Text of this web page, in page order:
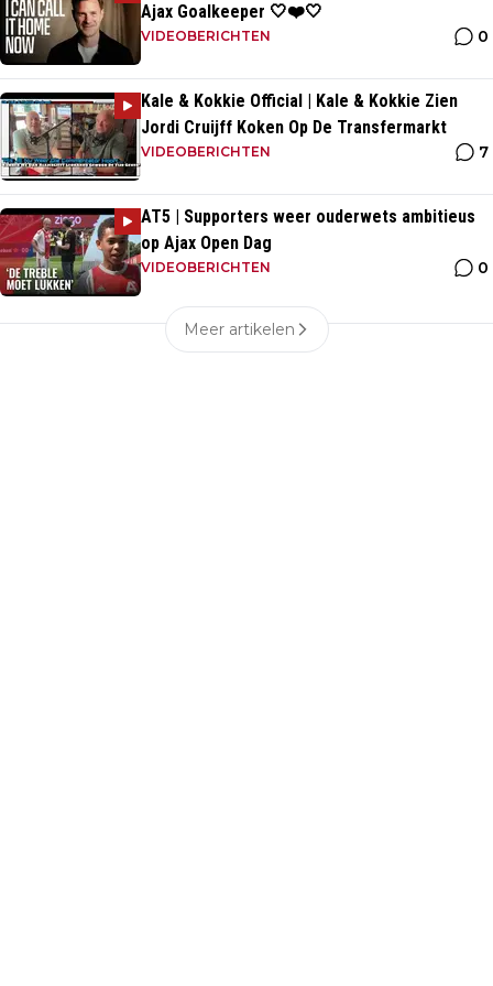
Ajax Goalkeeper 🤍❤️🤍
VIDEOBERICHTEN 0
Kale & Kokkie Official | Kale & Kokkie Zien
Jordi Cruijff Koken Op De Transfermarkt
VIDEOBERICHTEN 7
AT5 | Supporters weer ouderwets ambitieus
op Ajax Open Dag
VIDEOBERICHTEN 0
Meer artikelen